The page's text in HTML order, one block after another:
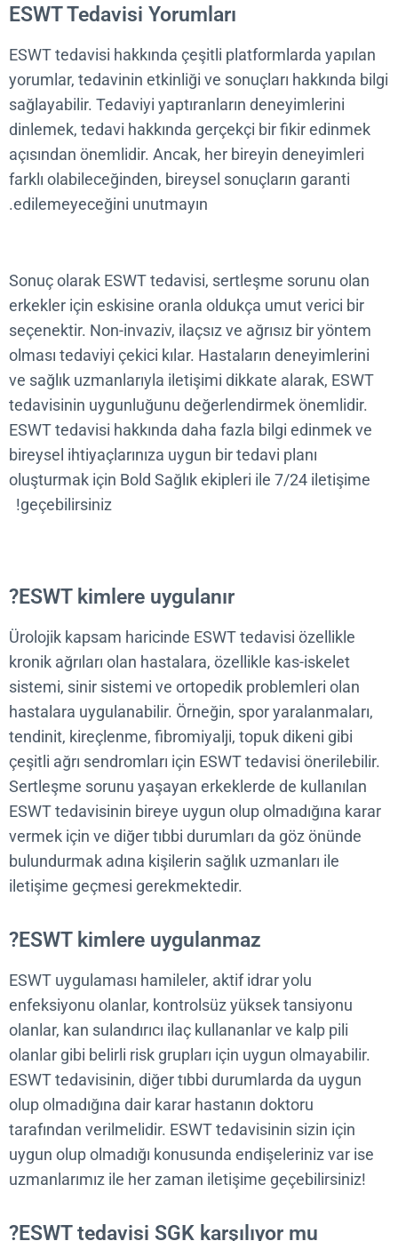
ESWT Tedavisi Yorumları
ESWT tedavisi hakkında çeşitli platformlarda
yorumlar, tedavinin etkinliği ve sonuçları hakkında
sağlayabilir. Tedaviyi yaptıranların deneyimlerini
dinlemek, tedavi hakkında gerçekçi bir fikir
açısından önemlidir. Ancak, her bireyin
farklı olabileceğinden, bireysel sonuçların garanti
edilemeyeceğini unutmayın.
Sonuç olarak ESWT tedavisi, sertleşme sorunu
erkekler için eskisine oranla oldukça umut verici
seçenektir. Non-invaziv, ilaçsız ve ağrısız bir
olması tedaviyi çekici kılar. Hastaların
ve sağlık uzmanlarıyla iletişimi dikkate alarak,
tedavisinin uygunluğunu değerlendirmek
ESWT tedavisi hakkında daha fazla bilgi edinmek
bireysel ihtiyaçlarınıza uygun bir tedavi planı
oluşturmak için Bold Sağlık ekipleri ile 7/24
geçebilirsiniz!
ESWT kimlere uygulanır?
Ürolojik kapsam haricinde ESWT tedavisi özellikle
kronik ağrıları olan hastalara, özellikle kas-iskelet
sistemi, sinir sistemi ve ortopedik problemleri olan
hastalara uygulanabilir. Örneğin, spor
tendinit, kireçlenme, fibromiyalji, topuk dikeni gibi
çeşitli ağrı sendromları için ESWT tedavisi
Sertleşme sorunu yaşayan erkeklerde de
ESWT tedavisinin bireye uygun olup olmadığına
vermek için ve diğer tıbbi durumları da göz önünde
bulundurmak adına kişilerin sağlık uzmanları ile
iletişime geçmesi gerekmektedir.
ESWT kimlere uygulanmaz?
ESWT uygulaması hamileler, aktif idrar yolu
enfeksiyonu olanlar, kontrolsüz yüksek tansiyonu
olanlar, kan sulandırıcı ilaç kullananlar ve kalp pili
olanlar gibi belirli risk grupları için uygun
ESWT tedavisinin, diğer tıbbi durumlarda da uygun
olup olmadığına dair karar hastanın doktoru
tarafından verilmelidir. ESWT tedavisinin sizin için
uygun olup olmadığı konusunda endişeleriniz var
uzmanlarımız ile her zaman iletişime
ESWT tedavisi SGK karşılıyor mu?